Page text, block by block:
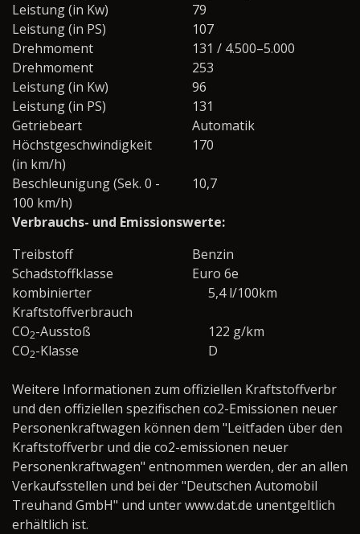
Leistung (in Kw)
79
Leistung (in PS)
107
Drehmoment
131 / 4.500–5.000
Drehmoment
253
Leistung (in Kw)
96
Leistung (in PS)
131
Getriebeart
Automatik
Höchstgeschwindigkeit
(in km/h)
170
Beschleunigung (Sek. 0 -
100 km/h)
10,7
Verbrauchs- und Emissionswerte:
Treibstoff
Benzin
Schadstoffklasse
Euro 6e
kombinierter
Kraftstoffverbrauch
5,4 l/100km
CO2-Ausstoß
122 g/km
CO2-Klasse D
Weitere Informationen zum offiziellen Kraftstoffverbr
und den offiziellen spezifischen co2-Emissionen neuer
Personenkraftwagen können dem "Leitfaden über den
Kraftstoffverbr und die co2-emissionen neuer
Personenkraftwagen" entnommen werden, der an allen
Verkaufsstellen und bei der "Deutschen Automobil
Treuhand GmbH" und unter www.dat.de unentgeltlich
erhältlich ist.